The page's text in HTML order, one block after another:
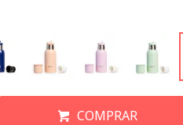
COMPRAR